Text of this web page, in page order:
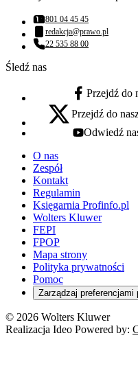
Numer telefonu:
801 04 45 45
Adres email:
redakcja@prawo.pl
Numer telefonu:
22 535 88 00
Śledź nas
facebook - otwiera
Przejdź do
x - otwiera się w nowej
Przejdź do
youtube - otwiera
Odwiedź
O nas
Zespół
Kontakt
Regulamin
Księgarnia Profinfo.pl
Wolters Kluwer
FEPI
FPOP
Mapa strony
Polityka prywatności
Pomoc
Zarządzaj preferencjami
© 2026 Wolters Kluwer
Realizacja Ideo Powered by: